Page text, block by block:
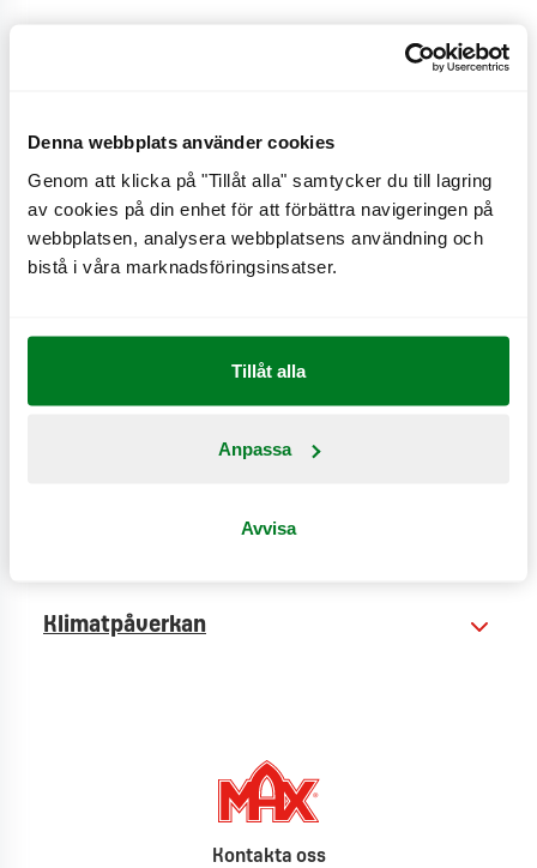
Denna webbplats använder cookies
Genom att klicka på "Tillåt alla" samtycker du till lagring
av cookies på din enhet för att förbättra navigeringen på
webbplatsen, analysera webbplatsens användning och
bistå i våra marknadsföringsinsatser.
Tillåt alla
Anpassa
Avvisa
Burgare med svenskt nötkött, originaldressing,
svenskt bacon, isbergssallad, gul lök, tomat,
cheddarsmältost och sesambröd.
Klimatpåverkan
Kontakta oss